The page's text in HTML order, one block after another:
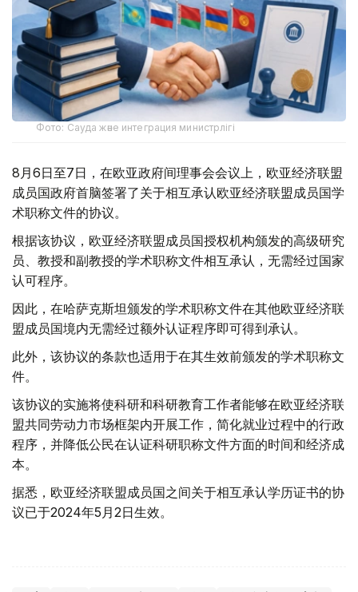
Фото: Сауда және интеграция министрлігі
8月6日至7日，在欧亚政府间理事会会议上，欧亚经济联盟
成员国政府首脑签署了关于相互承认欧亚经济联盟成员国学
术职称文件的协议。
根据该协议，欧亚经济联盟成员国授权机构颁发的高级研究
员、教授和副教授的学术职称文件相互承认，无需经过国家
认可程序。
因此，在哈萨克斯坦颁发的学术职称文件在其他欧亚经济联
盟成员国境内无需经过额外认证程序即可得到承认。
此外，该协议的条款也适用于在其生效前颁发的学术职称文
件。
该协议的实施将使科研和科研教育工作者能够在欧亚经济联
盟共同劳动力市场框架内开展工作，简化就业过程中的行政
程序，并降低公民在认证科研职称文件方面的时间和经济成
本。
据悉，欧亚经济联盟成员国之间关于相互承认学历证书的协
议已于2024年5月2日生效。